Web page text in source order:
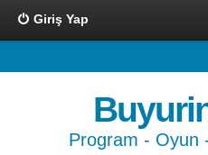
Giriş Yap
Program - Oyun